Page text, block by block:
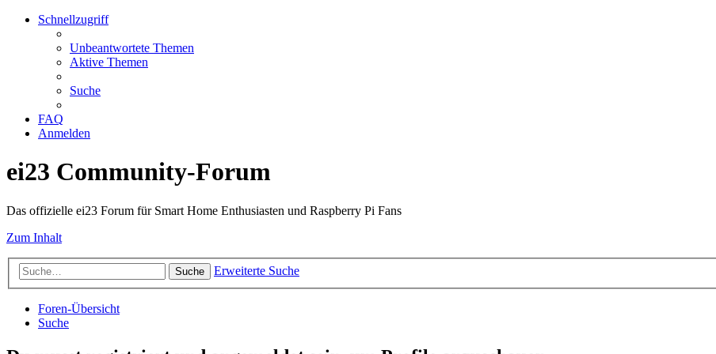
Schnellzugriff
Unbeantwortete Themen
Aktive Themen
Suche
FAQ
Anmelden
ei23 Community-Forum
Das offizielle ei23 Forum für Smart Home Enthusiasten und Raspberry Pi Fans
Zum Inhalt
Suche Erweiterte Suche
Foren-Übersicht
Suche